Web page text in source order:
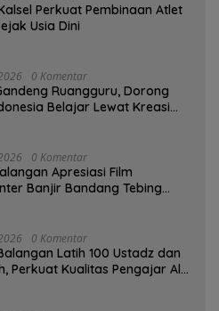
Perkuat Pembinaan Atlet
Usia Dini
0 Komentar
Ruangguru, Dorong
Belajar Lewat Kreasi
0 Komentar
Apresiasi Film
Banjir Bandang Tebing
0 Komentar
Latih 100 Ustadz dan
Perkuat Kualitas Pengajar Al-